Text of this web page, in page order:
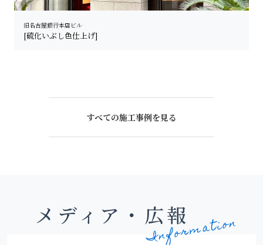
旧名古屋銀行本店ビル
[硫化いぶし色仕上げ]
すべての施工事例を見る
メディア・広報